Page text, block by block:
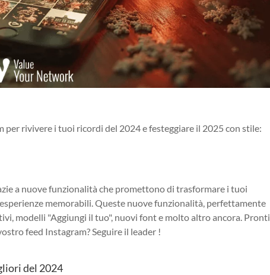
rivivere i tuoi ricordi del 2024 e festeggiare il 2025 con stile:
a nuove funzionalità che promettono di trasformare i tuoi
memorabili. Queste nuove funzionalità, perfettamente
modelli "Aggiungi il tuo", nuovi font e molto altro ancora. Pronti
feed Instagram? Seguire il leader !
del 2024